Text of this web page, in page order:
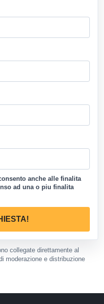
anche alle finalita
ad una o piu finalita
collegate direttamente al
moderazione e distribuzione